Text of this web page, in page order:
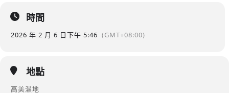
時間
2026 年 2 月 6 日下午 5:46 (GMT+08:00)
地點
高美濕地